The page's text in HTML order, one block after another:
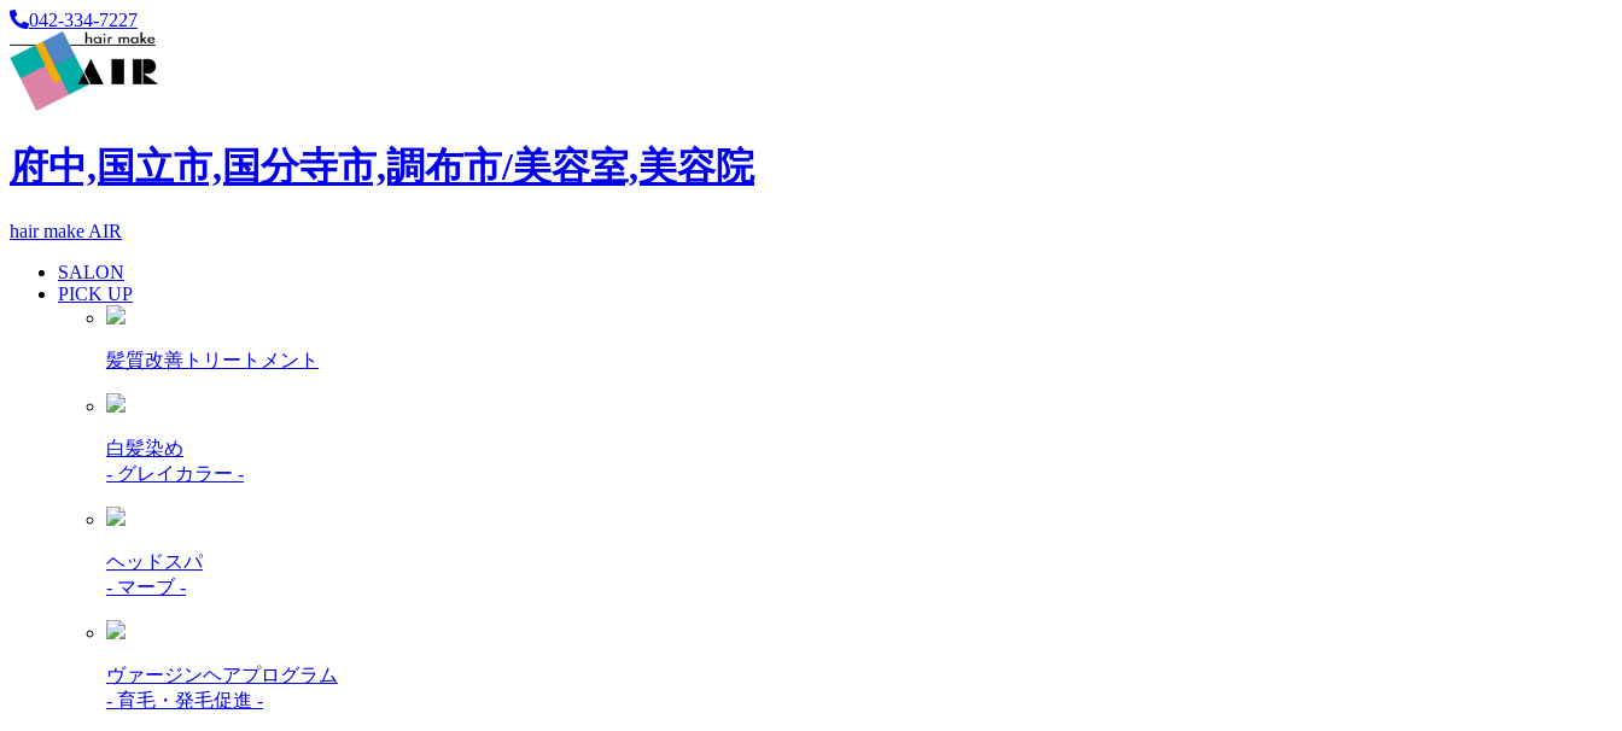
042-334-7227
府中,国立市,国分寺市,調布市/美容室,美容院
hair make AIR
SALON
PICK UP
髪質改善トリートメント
白髪染め
- グレイカラー -
ヘッドスパ
- マーブ -
ヴァージンヘアプログラム
- 育毛・発毛促進 -